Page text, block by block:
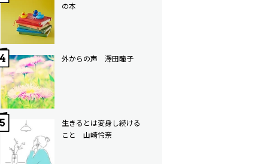
の本
外からの声 澤田瞳子
生きるとは変身し続ける
こと 山崎怜奈